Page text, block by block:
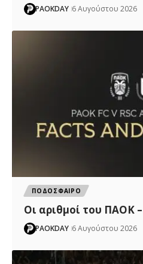
PAOKDAY 6 Αυγούστου 2026
ΠΟΔΟΣΦΑΙΡΟ
Oι αριθμοί του ΠΑΟΚ
PAOKDAY 6 Αυγούστου 2026